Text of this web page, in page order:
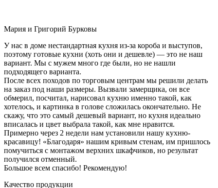
Мария и Григорий Бурковы
У нас в доме нестандартная кухня из-за короба и выступов,
поэтому готовые кухни (хоть они и дешевле) — это не наш
вариант. Мы с мужем много где были, но не нашли
подходящего варианта.
После всех походов по торговым центрам мы решили делать
на заказ под наши размеры. Вызвали замерщика, он все
обмерил, посчитал, нарисовал кухню именно такой, как
хотелось, и картинка в голове сложилась окончательно. Не
скажу, что это самый дешевый вариант, но кухня идеально
вписалась и цвет выбрала такой, как мне нравится.
Примерно через 2 недели нам установили нашу кухню-
красавицу! «Благодаря» нашим кривым стенам, им пришлось
помучиться с монтажом верхних шкафчиков, но результат
получился отменный.
Большое всем спасибо! Рекомендую!
Качество продукции